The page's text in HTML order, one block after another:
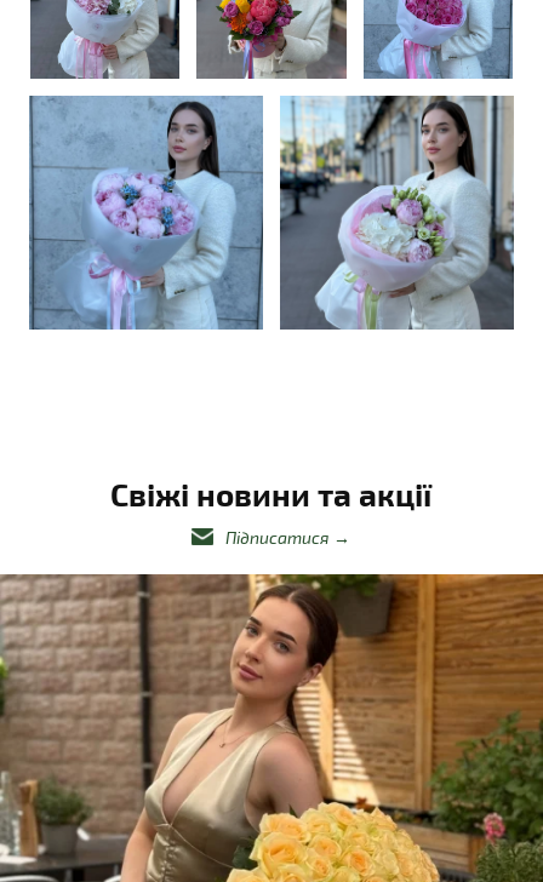
Свіжі новини та акції
Підписатися →